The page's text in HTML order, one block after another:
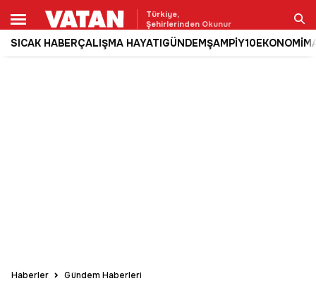
Türkiye,
Şehirlerinden Okunur
SICAK HABERÇALIŞMA HAYATIGÜNDEMŞAMPİY10EKONOMİ
Ara
Haberler Gündem Haberleri